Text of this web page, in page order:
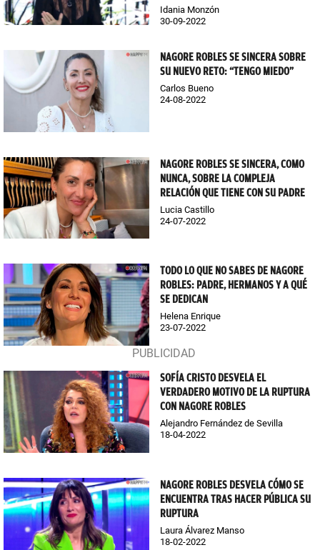
Idania Monzón
30-09-2022
NAGORE ROBLES SE SINCERA SOBRE
SU NUEVO RETO: “TENGO MIEDO”
Carlos Bueno
24-08-2022
NAGORE ROBLES SE SINCERA, COMO
NUNCA, SOBRE LA COMPLEJA
RELACIÓN QUE TIENE CON SU PADRE
Lucia Castillo
24-07-2022
TODO LO QUE NO SABES DE NAGORE
ROBLES: PADRE, HERMANOS Y A QUÉ
SE DEDICAN
Helena Enrique
23-07-2022
SOFÍA CRISTO DESVELA EL
VERDADERO MOTIVO DE LA RUPTURA
CON NAGORE ROBLES
Alejandro Fernández de Sevilla
18-04-2022
NAGORE ROBLES DESVELA CÓMO SE
ENCUENTRA TRAS HACER PÚBLICA SU
RUPTURA
Laura Álvarez Manso
18-02-2022